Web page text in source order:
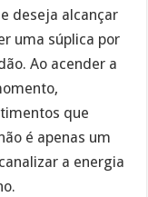
deseja alcançar
uma súplica por
Ao acender a
que
é apenas um
a energia